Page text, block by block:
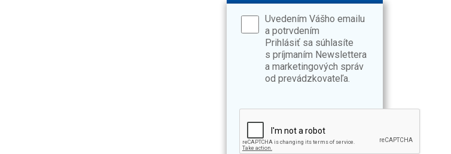
Uvedením Vášho emailu
a potrvdením
Prihlásiť sa súhlasíte
s príjmaním Newslettera
a marketingových správ
od prevádzkovateľa.